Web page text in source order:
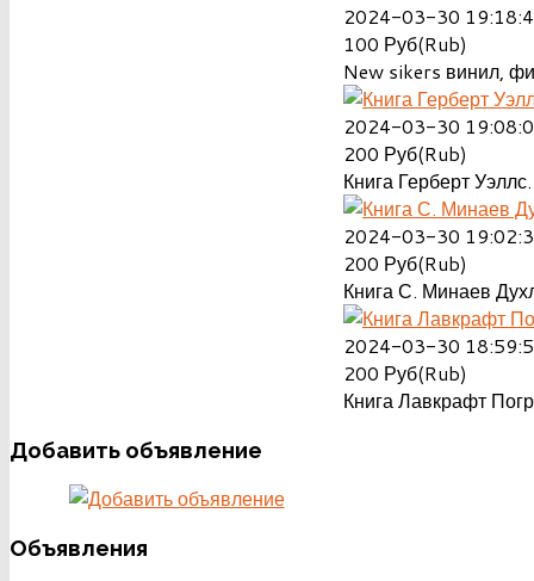
2024-03-30
100 Руб(Rub)
New sikers винил,
2024-03-30
200 Руб(Rub)
Книга Герберт
2024-03-30
200 Руб(Rub)
Книга С. Минаев
2024-03-30
200 Руб(Rub)
Книга Лавкрафт
Добавить объявление
Объявления